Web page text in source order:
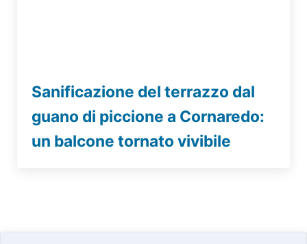
Sanificazione del terrazzo dal
guano di piccione a Cornaredo:
un balcone tornato vivibile